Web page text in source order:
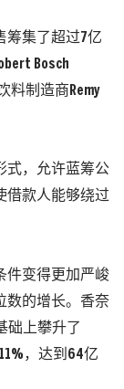
筹集了超过7亿
Bosch
料制造商Remy
式，允许蓝筹公
借款人能够绕过
件变得更加严峻
数的增长。香奈
础上攀升了
，达到64亿